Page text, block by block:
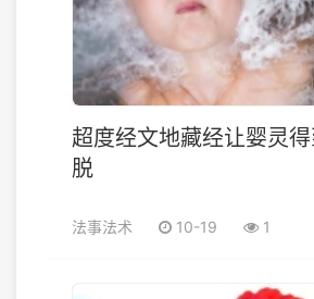
超度经文地藏经让婴灵
脱
法事法术 10-19 1